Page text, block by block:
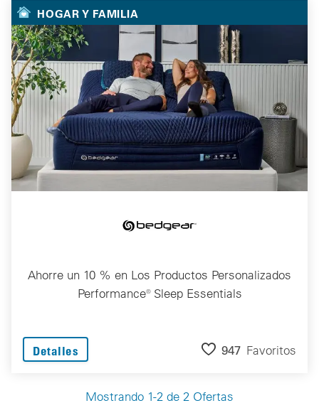
HOGAR Y FAMILIA
Ahorre un 10 % en Los Productos Personalizados
Performance® Sleep Essentials
Detalles 947 Favoritos
Mostrando 1-2 de 2 Ofertas